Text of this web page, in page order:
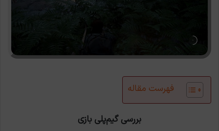
فهرست مقاله
بررسی گیم‌پلی بازی